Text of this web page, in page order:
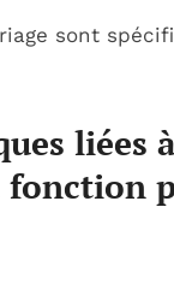
sont
liées
fonction